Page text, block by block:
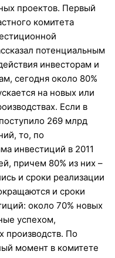
проектов. Первый
комитета
потенциальным
инвесторам и
сегодня около 80%
на новых или
Если в
269 млрд
то, по
инвестиций в 2011
причем 80% из них –
и сроки реализации
и сроки
около 70% новых
успехом,
производств. По
момент в комитете